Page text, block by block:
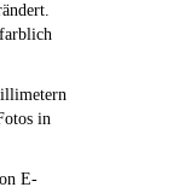
in
E-